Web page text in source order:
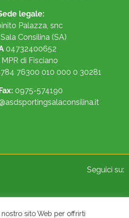
legale:
Palazza, snc
Consilina (SA)
04732400652
MPR di Fisciano
76300 010 000 0 30281
0975-574190
Seguici su:
sito Web per offrirti